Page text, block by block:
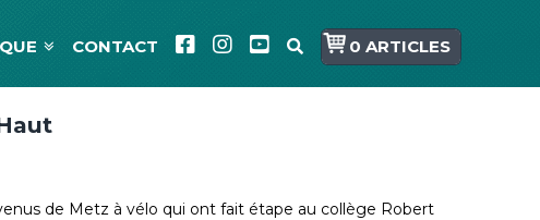
CONTACT 0 ARTICLES
de Metz à vélo qui ont fait étape au collège Robert